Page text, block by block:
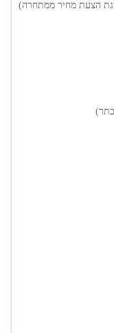
הצעת מחיר ממתחרה)